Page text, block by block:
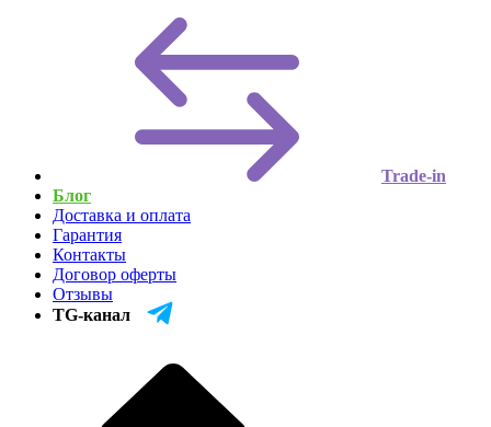
Trade-in
Блог
Доставка и оплата
Гарантия
Контакты
Договор оферты
Отзывы
TG-канал